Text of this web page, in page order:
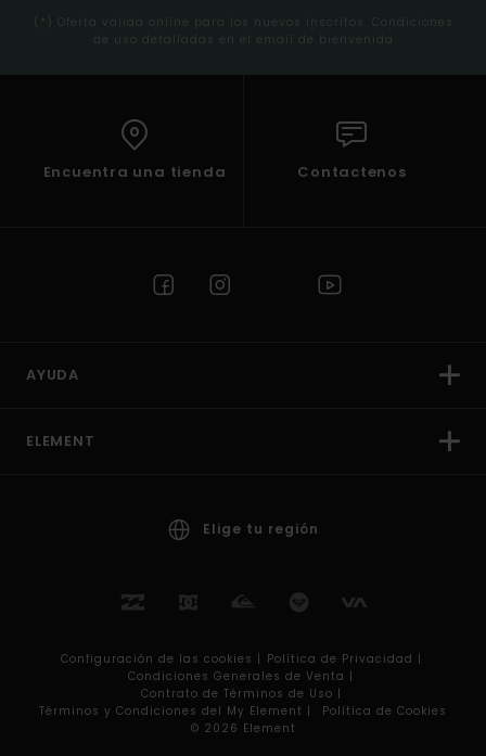
(*) Oferta valida online para los nuevos inscritos. Condiciones
de uso detalladas en el email de bienvenida
Encuentra una tienda Contactenos
AYUDA
ELEMENT
Elige tu región
Configuración de las cookies | Política de Privacidad |
Condiciones Generales de Venta |
Contrato de Términos de Uso |
Términos y Condiciones del My Element |
Política de Cookies
© 2026 Element